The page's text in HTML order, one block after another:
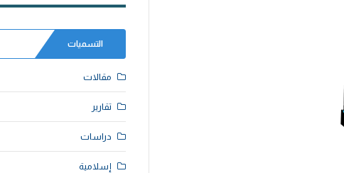
التسميات
مقالات
تقارير
دراسات
إسلامية